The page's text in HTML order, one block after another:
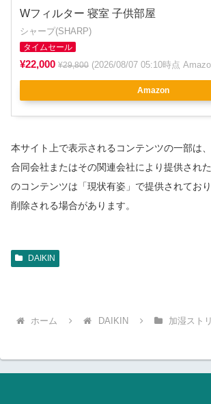
Wフィルター 寝室 子供部屋
シャープ(SHARP)
タイムセール
¥22,000 ¥29,800 (2026/08/07 05:10時点
Amazon
本サイト上で表示されるコンテンツの一部は
合同会社またはその関連会社により提供され
のコンテンツは「現状有姿」で提供されてお
削除される場合があります。
DAIKIN
ホーム DAIKIN 加湿スト